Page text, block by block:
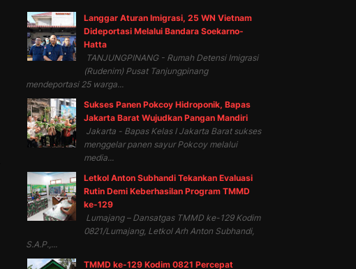
Langgar Aturan Imigrasi, 25 WN Vietnam
Dideportasi Melalui Bandara Soekarno-
Hatta
TANJUNGPINANG - Rumah Detensi Imigrasi
(Rudenim) Pusat Tanjungpinang
mendeportasi 25 warga...
Sukses Panen Pokcoy Hidroponik, Bapas
Jakarta Barat Wujudkan Pangan Mandiri
Jakarta - Bapas Kelas I Jakarta Barat sukses
menggelar panen sayur Pokcoy melalui
media...
Letkol Anton Subhandi Tekankan Evaluasi
Rutin Demi Keberhasilan Program TMMD
ke-129
Lumajang – Dansatgas TMMD ke-129 Kodim
0821/Lumajang, Letkol Arh Anton Subhandi,
S.A.P.,...
TMMD ke-129 Kodim 0821 Percepat